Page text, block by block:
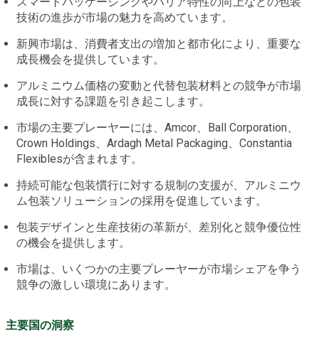
技術の進歩が市場の魅力を高めています。
新興市場は、消費者支出の増加と都市化により、重要な
成長機会を提供しています。
アルミニウム価格の変動と代替包装材料との競争が市場
成長に対する課題を引き起こします。
市場の主要プレーヤーには、Amcor、Ball Corporation、
Crown Holdings、Ardagh Metal Packaging、Constantia
Flexiblesが含まれます。
持続可能な包装慣行に対する規制の支援が、アルミニウ
ム包装ソリューションの採用を促進しています。
包装デザインと生産技術の革新が、差別化と競争優位性
の機会を提供します。
市場は、いくつかの主要プレーヤーが市場シェアを争う
競争の激しい環境にあります。
主要国の洞察